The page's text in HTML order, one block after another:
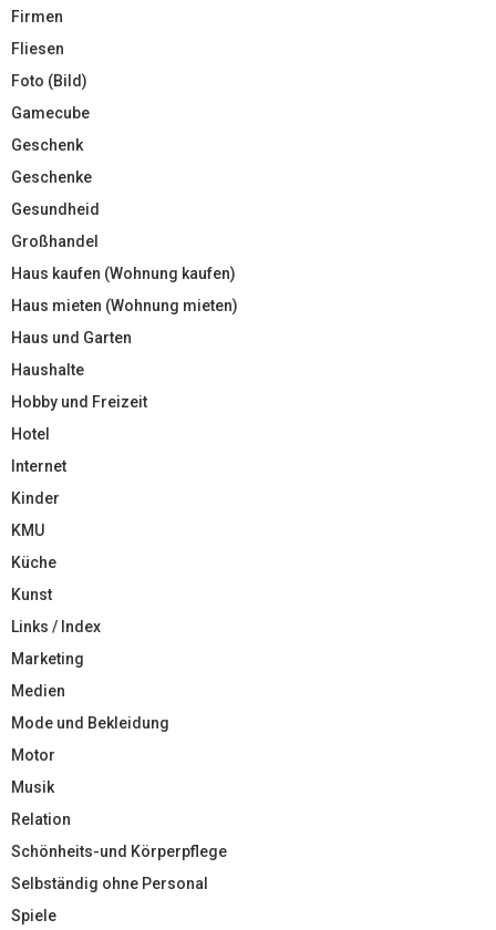
Firmen
Fliesen
Foto (Bild)
Gamecube
Geschenk
Geschenke
Gesundheid
Großhandel
Haus kaufen (Wohnung kaufen)
Haus mieten (Wohnung mieten)
Haus und Garten
Haushalte
Hobby und Freizeit
Hotel
Internet
Kinder
KMU
Küche
Kunst
Links / Index
Marketing
Medien
Mode und Bekleidung
Motor
Musik
Relation
Schönheits-und Körperpflege
Selbständig ohne Personal
Spiele